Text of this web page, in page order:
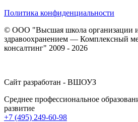
Политика конфиденциальности
© ООО "Высшая школа организации
здравоохранением — Комплексный
консалтинг" 2009 - 2026
Сайт разработан - ВШОУЗ
Среднее профессиональное
развитие
+7 (495) 249-60-98